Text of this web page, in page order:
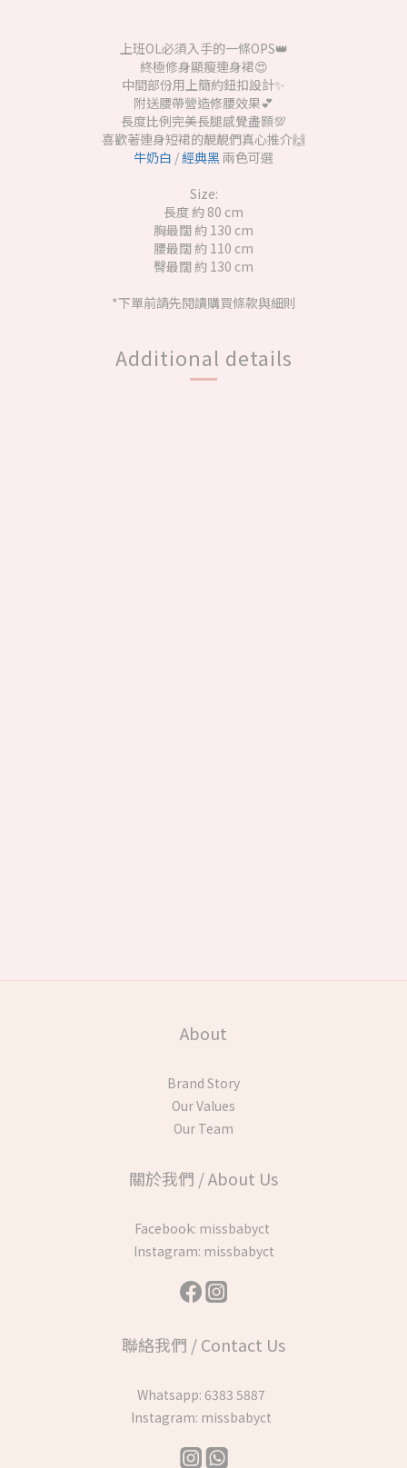
上班OL必須入手的一條OPS👑
終極修身顯瘦連身裙😍
中間部份用上簡約鈕扣設計✨
附送腰帶營造修腰效果💕
長度比例完美長腿感覺盡顥💯
喜歡著連身短裙的靚靚們真心推介🙌
牛奶白 /經典黑兩色可選
Size:
長度 約 80 cm
胸最闊 約 130 cm
腰最闊 約 110 cm
臀最闊 約 130 cm
*下單前請先閱讀購買條款與細則
Additional details
About
Brand Story
Our Values
Our Team
關於我們 / About Us
Facebook: missbabyct
Instagram: missbabyct
聯絡我們 / Contact Us
Whatsapp: 6383 5887
Instagram: missbabyct